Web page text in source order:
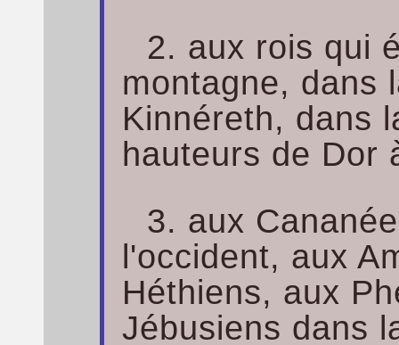
2. aux rois qui
montagne, dans
Kinnéreth, dans
hauteurs de Dor
3. aux
l'occident, aux
Héthiens, aux
Jébusiens dans